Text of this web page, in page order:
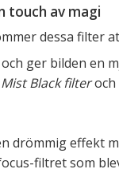
touch av magi
dessa filter
ger bilden en
Mist Black filteroch
drömmig effekt
filtret som